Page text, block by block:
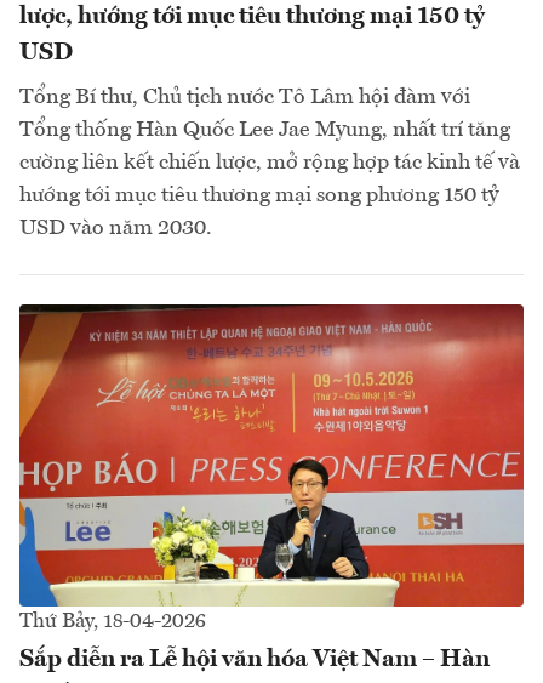
lược, hướng tới mục tiêu thương mại 150 tỷ
USD
Tổng Bí thư, Chủ tịch nước Tô Lâm hội đàm với
Tổng thống Hàn Quốc Lee Jae Myung, nhất trí tăng
cường liên kết chiến lược, mở rộng hợp tác kinh tế và
hướng tới mục tiêu thương mại song phương 150 tỷ
USD vào năm 2030.
Thứ Bảy, 18-04-2026
Sắp diễn ra Lễ hội văn hóa Việt Nam – Hàn